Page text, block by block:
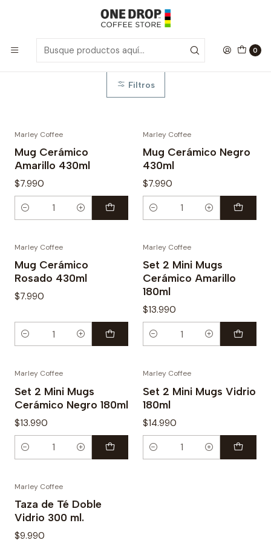
0
Inicio Tazones
Tazones
Filtros
Marley Coffee
Mug Cerámico
Amarillo 430ml
$7.990
Cantidad
Marley Coffee
Mug Cerámico Negro
430ml
$7.990
Cantidad
Marley Coffee
Mug Cerámico
Rosado 430ml
$7.990
Cantidad
Marley Coffee
Set 2 Mini Mugs
Cerámico Amarillo
180ml
$13.990
Cantidad
Marley Coffee
Set 2 Mini Mugs
Cerámico Negro 180ml
$13.990
Cantidad
Marley Coffee
Set 2 Mini Mugs Vidrio
180ml
$14.990
Cantidad
Marley Coffee
Taza de Té Doble
Vidrio 300 ml.
$9.990